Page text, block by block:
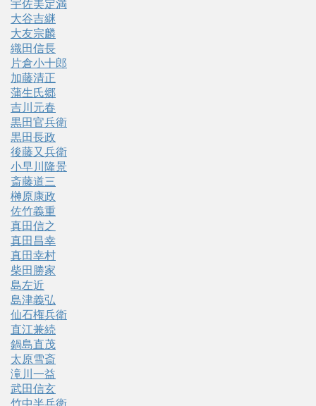
宇佐美定満
大谷吉継
大友宗麟
織田信長
片倉小十郎
加藤清正
蒲生氏郷
吉川元春
黒田官兵衛
黒田長政
後藤又兵衛
小早川隆景
斎藤道三
榊原康政
佐竹義重
真田信之
真田昌幸
真田幸村
柴田勝家
島左近
島津義弘
仙石権兵衛
直江兼続
鍋島直茂
太原雪斎
滝川一益
武田信玄